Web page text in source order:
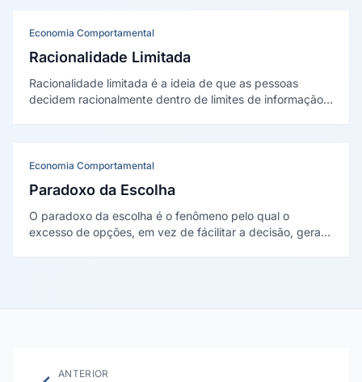
Economia Comportamental
Racionalidade Limitada
Racionalidade limitada é a ideia de que as pessoas
decidem racionalmente dentro de limites de informação,
Economia Comportamental
Paradoxo da Escolha
O paradoxo da escolha é o fenômeno pelo qual o
excesso de opções, em vez de fácilitar a decisão, gera
ANTERIOR